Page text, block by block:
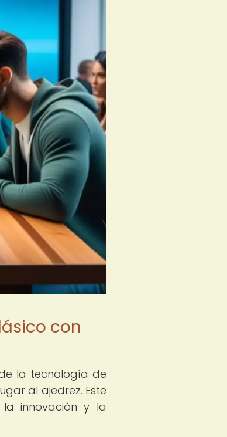
con
la tecnología de
al ajedrez. Este
innovación y la